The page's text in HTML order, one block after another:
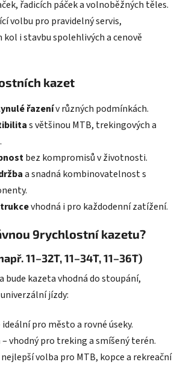
řadicích páček a volnoběžných těles.
volbu pro pravidelný servis,
i stavbu spolehlivých a cenově
kazet
řazenív různých podmínkách.
s většinou MTB, trekingových a
bez kompromisů v životnosti.
a snadná kombinovatelnost s
vhodná i pro každodenní zatížení.
9rychlostní kazetu?
11–32T, 11–34T, 11–36T)
bude kazeta vhodná do stoupání,
jízdy:
ideální pro město a rovné úseky.
– vhodný pro treking a smíšený terén.
volba pro MTB, kopce a rekreační